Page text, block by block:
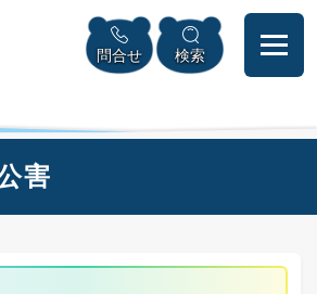
ニューを飛ばして本文へ
問合せ 検索
害